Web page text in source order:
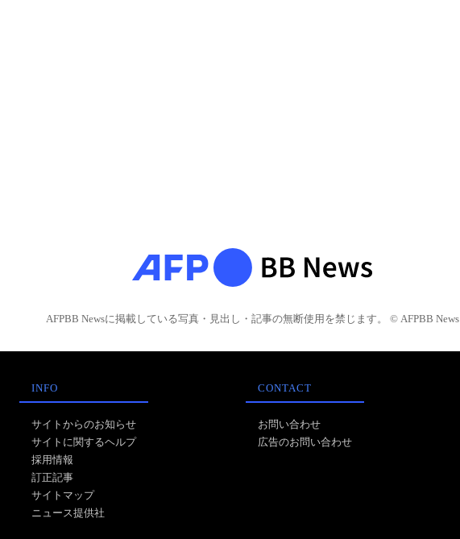
AFPBB Newsに掲載している写真・見出し・記事の無断使用を禁じます。 © AFPBB News
INFO
サイトからのお知らせ
サイトに関するヘルプ
採用情報
訂正記事
サイトマップ
ニュース提供社
CONTACT
お問い合わせ
広告のお問い合わせ